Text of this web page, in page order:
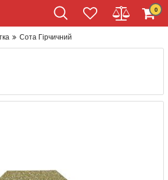
0
Сота Гірчичний